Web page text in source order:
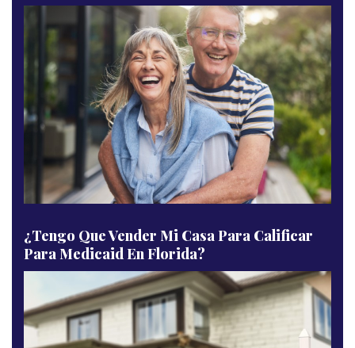
¿Tengo Que Vender Mi Casa Para Calificar
Para Medicaid En Florida?